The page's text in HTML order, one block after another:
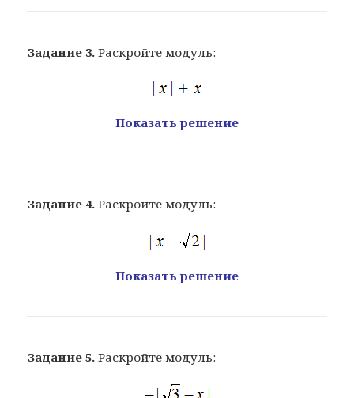
Задание 3. Раскройте модуль:
Показать решение
Задание 4. Раскройте модуль:
Показать решение
Задание 5. Раскройте модуль: